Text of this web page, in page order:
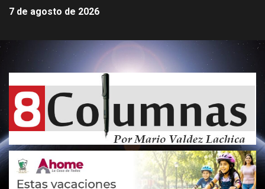
7 de agosto de 2026